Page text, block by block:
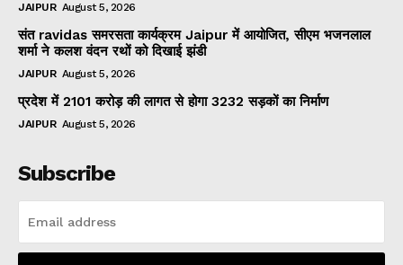
JAIPUR August 5, 2026
संत ravidas समरसता कार्यक्रम Jaipur में आयोजित, सीएम भजनलाल
शर्मा ने कलश वंदन रथों को दिखाई झंडी
JAIPUR August 5, 2026
प्रदेश में 2101 करोड़ की लागत से होगा 3232 सड़कों का निर्माण
JAIPUR August 5, 2026
Subscribe